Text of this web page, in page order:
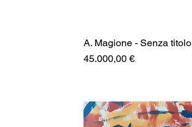
A. Magione - Senza titolo
Prezzo
45.000,00 €